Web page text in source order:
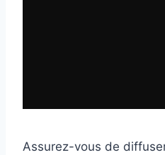
Assurez-vous de